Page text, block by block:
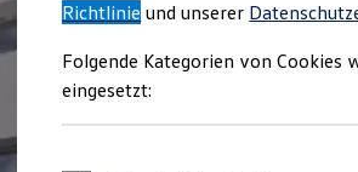
Volkswagen Marktplatz
Junge Gebrauchtwagen und
Volkswagen Zertifizierte
Zubehör- und Serviceangebote
Richtlinie und unserer
Folgende Kategorien von Cookies
eingesetzt: